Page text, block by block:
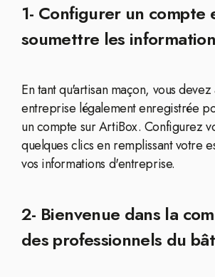
1- Configurer un compte
soumettre les
En tant qu'artisan maçon, vous
entreprise légalement enregistrée
un compte sur ArtiBox. Configurez
quelques clics en remplissant votre
vos informations d'entreprise.
2- Bienvenue dans la
des professionnels du